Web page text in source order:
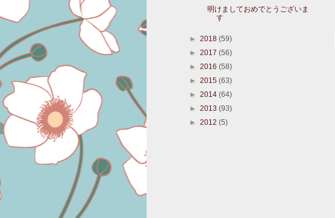
明けましておめでとうございま
す
► 2018 (59)
► 2017 (56)
► 2016 (58)
► 2015 (63)
► 2014 (64)
► 2013 (93)
► 2012 (5)